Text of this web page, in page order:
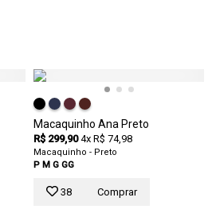
Macaquinho Ana Preto
R$ 299,90 4x R$ 74,98
Macaquinho - Preto
P M G GG
38 Comprar